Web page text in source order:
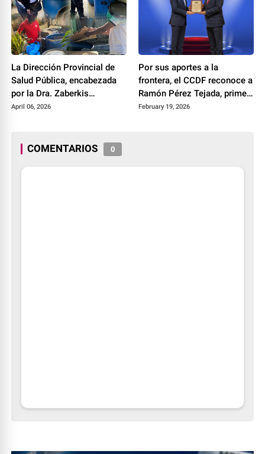
La Dirección Provincial de
Salud Pública, encabezada
por la Dra. Zaberkis
Rodríguez, continúa
Dajabón
April 06, 2026
Por sus aportes a la
frontera, el CCDF reconoce a
Ramón Pérez Tejada, primer
director de la Ley 12-21
February 19, 2026
COMENTARIOS 0